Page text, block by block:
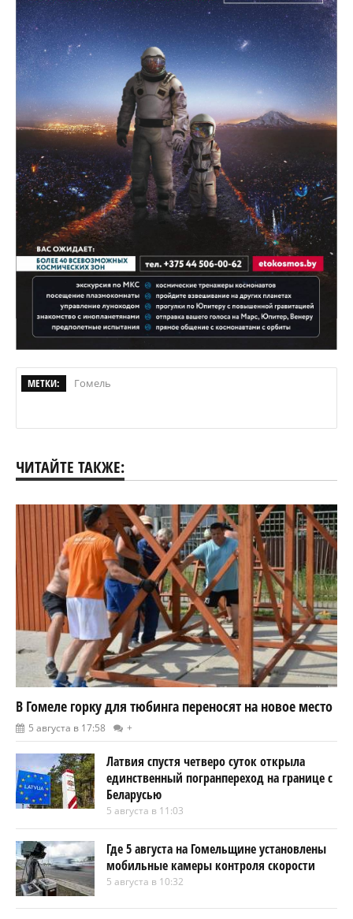
МЕТКИ: Гомель
ЧИТАЙТЕ ТАКЖЕ:
В Гомеле горку для тюбинга переносят на новое место
5 августа в 17:58 +
Латвия спустя четверо суток открыла
единственный погранпереход на границе с
Беларусью
5 августа в 11:03
Где 5 августа на Гомельщине установлены
мобильные камеры контроля скорости
5 августа в 10:32